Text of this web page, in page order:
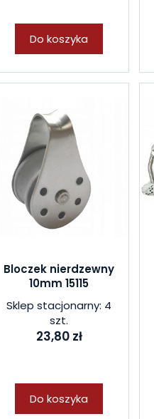
Do koszyka
Bloczek nierdzewny
10mm 15115
Sklep stacjonarny: 4
szt.
23,80 zł
Do koszyka